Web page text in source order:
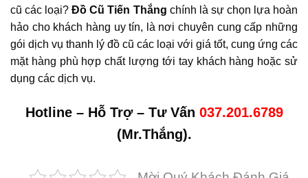
cũ các loại?Đồ Cũ Tiến Thắng chính là sự chọn lựa hoàn
hảo cho khách hàng uy tín, là nơi chuyên cung cấp những
gói dịch vụ thanh lý đồ cũ các loại với giá tốt, cung ứng các
mặt hàng phù hợp chất lượng tới tay khách hàng hoặc sử
dụng các dịch vụ.
Hotline – Hỗ Trợ – Tư Vấn 037.201.6789
(Mr.Thắng).